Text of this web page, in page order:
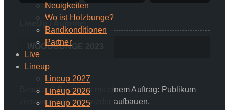
Neuigkeiten
Wo ist Holzbunge?
Bandkonditionen
Partner
Live
Lineup
Lineup 2027
Lineup 2026
Lineup 2025
LineUp / Auftritte:
WOODBUNGE 2023
Bzaat….2 Personen mit einem Auftrag: Publikum
zerstören und neu wieder aufbauen.